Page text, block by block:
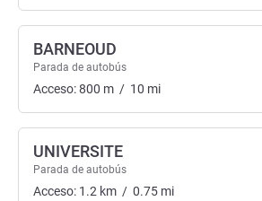
BARNEOUD
Parada de autobús
Acceso:800 m / 10 mi
UNIVERSITE
Parada de autobús
Acceso: 1.2 km / 0.75 mi